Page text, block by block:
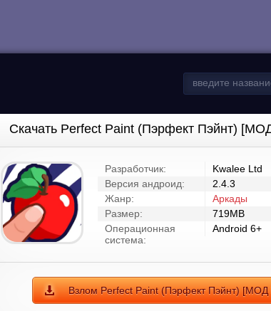
Скачать Perfect Paint (Пэрфект Пэйнт)
Разработчик:
Kwalee Ltd
Версия андроид:
2.4.3
Жанр:
Аркады
Размер:
719MB
Операционная
система:
Android 6+
Взлом Perfect Paint (Пэрфект Пэйнт) [МОД